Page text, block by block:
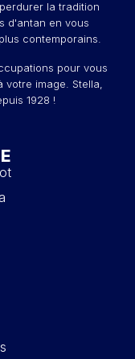
la tradition
d'antan en vous
contemporains.
pour vous
image. Stella,
1928 !